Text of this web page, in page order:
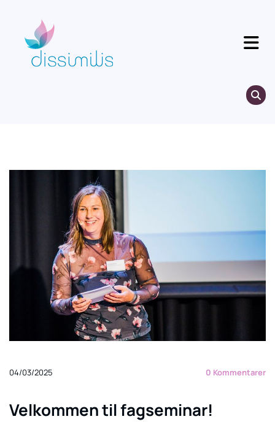
04/03/2025 0 Kommentarer
Velkommen til fagseminar!